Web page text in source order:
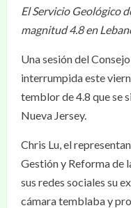
El Servicio Geológico
magnitud 4.8 en
Una sesión del
interrumpida este
temblor de 4.8 que se
Nueva Jersey.
Chris Lu, el
Gestión y Reforma de
sus redes sociales su
cámara temblaba y